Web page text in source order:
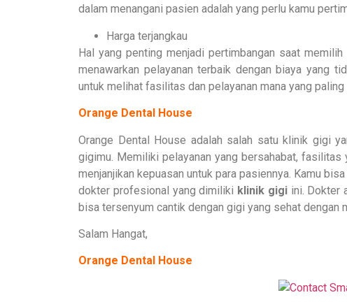
dalam menangani pasien adalah yang perlu kamu
Harga terjangkau
Hal yang penting menjadi pertimbangan saat memilih
menawarkan pelayanan terbaik dengan biaya yang
untuk melihat fasilitas dan pelayanan mana yang
Orange Dental House
Orange Dental House adalah salah satu klinik gigi
gigimu. Memiliki pelayanan yang bersahabat, fasilitas
menjanjikan kepuasan untuk para pasiennya. Kamu
dokter profesional yang dimiliki klinik gigiini. Dokter
bisa tersenyum cantik dengan gigi yang sehat dengan
Salam Hangat,
Orange Dental House